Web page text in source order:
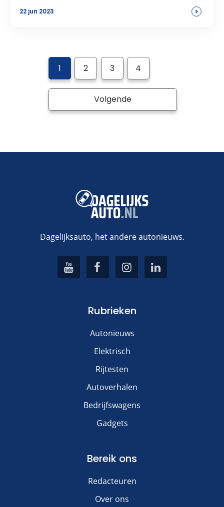
22 jun 2023 >
1 2 3 4
Volgende
Dagelijksauto, het andere autonieuws.
Rubrieken
Autonieuws
Elektrisch
Rijtesten
Autoverhalen
Bedrijfswagens
Gadgets
Bereik ons
Redacteuren
Over ons